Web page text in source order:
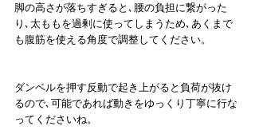
脚の高さが落ちすぎると､腰の負担に繋がった
り､太ももを過剰に使ってしまうため､あくまで
も腹筋を使える角度で調整してください。
ダンベルを押す反動で起き上がると負荷が抜け
るので､可能であれば動きをゆっくり丁寧に行な
ってくださいね。